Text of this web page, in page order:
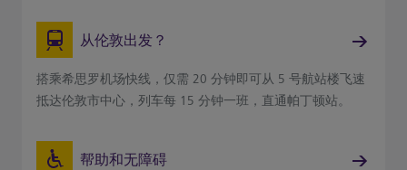
从伦敦出发？
搭乘希思罗机场快线，仅需 20 分钟即可从 5 号航站楼飞速
抵达伦敦市中心，列车每 15 分钟一班，直通帕丁顿站。
帮助和无障碍